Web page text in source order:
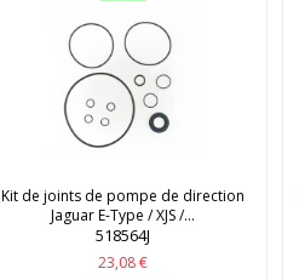
Kit de joints de pompe de direction
Jaguar E-Type / XJS /...
518564J
23,08 €